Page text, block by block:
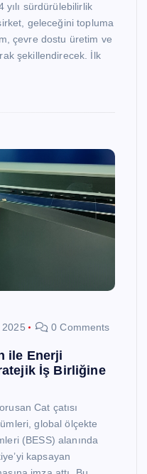
yılı sürdürülebilirlik
geleceğini topluma
çevre dostu üretim ve
şekillendirecek. İlk
2025 0 Comments
ile Enerji
İş Birliğine
Cat çatısı
global ölçekte
(BESS) alanında
kapsayan